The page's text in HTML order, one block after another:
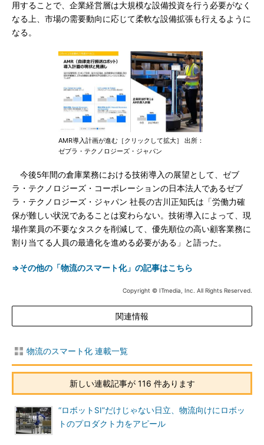
用することで、企業経営層は大規模な設備投資を行う必要がなく
なる上、市場の需要動向に応じて柔軟な設備拡張も行えるように
なる。
AMR導入計画が進む［クリックして拡大］ 出所：
ゼブラ・テクノロジーズ・ジャパン
今後5年間の倉庫業務における技術導入の展望として、ゼブ
ラ・テクノロジーズ・コーポレーションの日本法人であるゼブ
ラ・テクノロジーズ・ジャパン 社長の古川正知氏は「労働力確
保が難しい状況であることは変わらない。技術導入によって、現
場作業員の不要なタスクを削減して、優先順位の高い顧客業務に
割り当てる人員の最適化を進める必要がある」と語った。
⇒その他の「物流のスマート化」の記事はこちら
Copyright © ITmedia, Inc. All Rights Reserved.
関連情報
物流のスマート化 連載一覧
新しい連載記事が 116 件あります
“ロボットSI”だけじゃない日立、物流向けにロボッ
トのプロダクト力をアピール